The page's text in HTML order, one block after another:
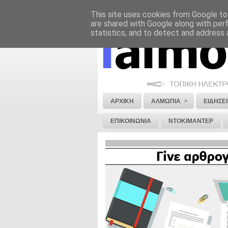
ΝΟΜΙΚΗ ΣΗΜΕΙΩΣΗ ΔΙΑΦΗΜΙΣΗ
ΑΡΧΙΚΗ ΑΛΜΩΠΙΑ »
ΕΠΙΚΟΙΝΩΝΙΑ ΝΤΟΚΙΜΑΝΤΕΡ
This site uses cookies from Google
are shared with Google along with
statistics, and to detect and address